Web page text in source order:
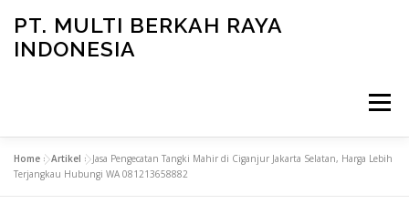
content
PT. MULTI BERKAH RAYA
INDONESIA
Menu
CONTACT
Home »Artikel »Jasa Pengecatan Tangki Mahir di Ciganjur Jakarta Selatan, Harga Lebih
Terjangkau Hubungi WA 081213658882